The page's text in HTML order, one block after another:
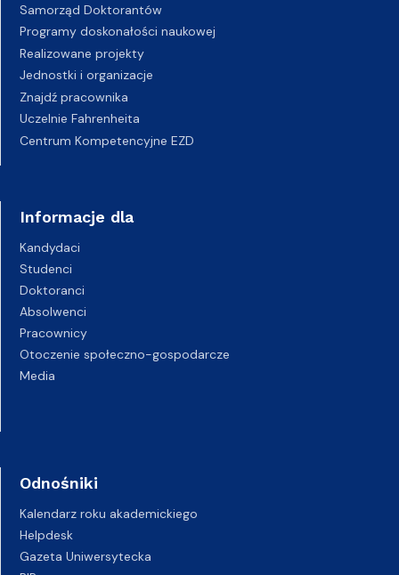
Samorząd Doktorantów
Programy doskonałości naukowej
Realizowane projekty
Jednostki i organizacje
Znajdź pracownika
Uczelnie Fahrenheita
Centrum Kompetencyjne EZD
Informacje dla
Kandydaci
Studenci
Doktoranci
Absolwenci
Pracownicy
Otoczenie społeczno-gospodarcze
Media
Odnośniki
Kalendarz roku akademickiego
Helpdesk
Gazeta Uniwersytecka